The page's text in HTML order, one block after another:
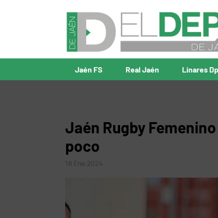
Jaén FS Real Jaén Linares
Jaén Rugby
poco